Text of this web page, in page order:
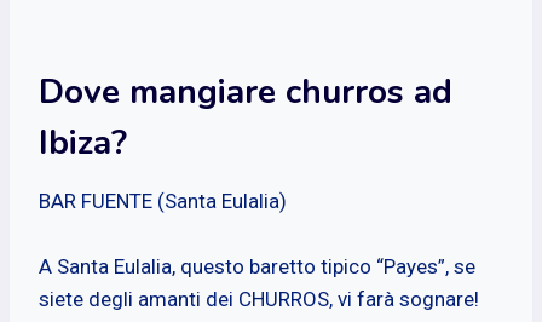
Dove mangiare churros ad
Ibiza?
BAR FUENTE (Santa Eulalia)
A Santa Eulalia, questo baretto tipico “Payes”, se
siete degli amanti dei CHURROS, vi farà sognare!